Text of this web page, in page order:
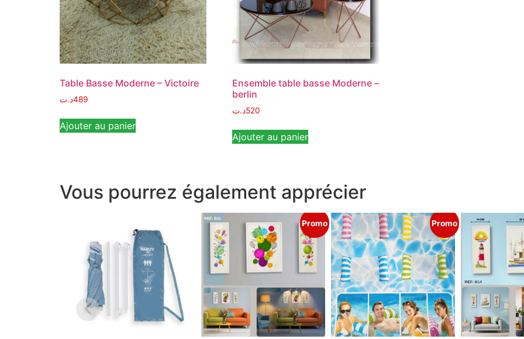
Table Basse Moderne – Victoire
489د.ت
Ajouter au panier
Ensemble table basse Moderne –
berlin
520د.ت
Ajouter au panier
Vous pourrez également apprécier
Promo Promo